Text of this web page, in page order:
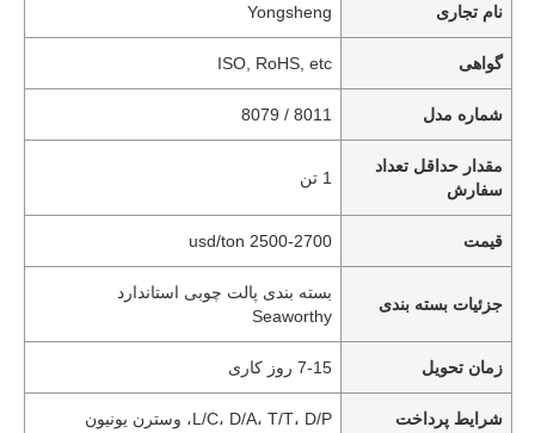
نام تجاری Yongsheng
گواهی ISO, RoHS, etc
شماره مدل 8011 / 8079
مقدار حداقل تعداد
سفارش
1 تن
قیمت 2500-2700 usd/ton
جزئیات بسته بندی
بسته بندی پالت چوبی استاندارد
Seaworthy
زمان تحویل 7-15 روز کاری
شرایط پرداخت L/C، D/A، T/T، D/P، وسترن یونیون